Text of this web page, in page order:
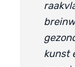
kunst